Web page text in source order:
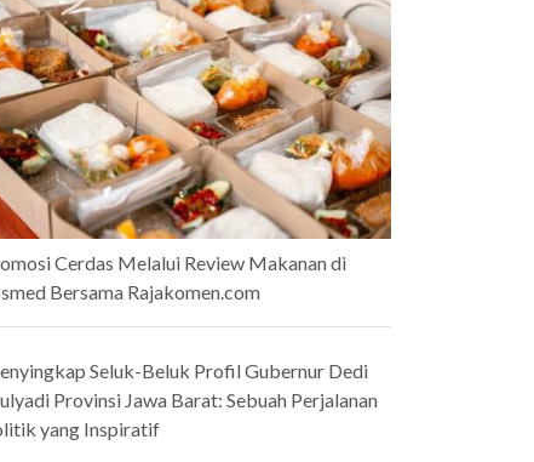
Cerdas Melalui Review Makanan di
Bersama Rajakomen.com
Seluk-Beluk Profil Gubernur Dedi
Provinsi Jawa Barat: Sebuah Perjalanan
yang Inspiratif